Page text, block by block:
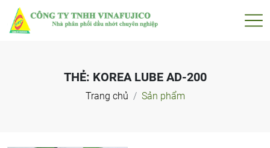
THẺ: KOREA LUBE AD-200
Trang chủ Sản phẩm